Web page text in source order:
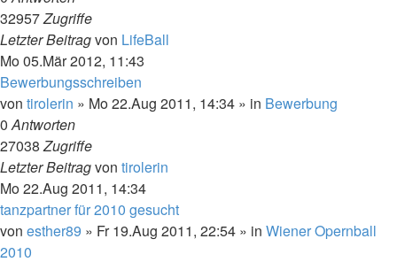
32957Zugriffe
Letzter Beitragvon LifeBall
Mo 05.Mär 2012, 11:43
Bewerbungsschreiben
von tirolerin » Mo 22.Aug 2011, 14:34 » in Bewerbung
0Antworten
27038Zugriffe
Letzter Beitragvon tirolerin
Mo 22.Aug 2011, 14:34
tanzpartner für 2010 gesucht
von esther89 » Fr 19.Aug 2011, 22:54 » in Wiener Opernball
2010